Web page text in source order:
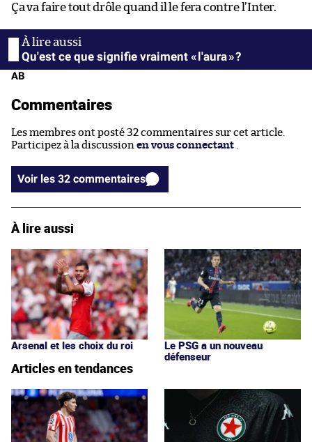
Ça va faire tout drôle quand il le fera contre l’Inter.
Qu'est ce que signifie vraiment « l'aura » ?
AB
Commentaires
Les membres ont posté 32 commentaires sur cet article.
Participez à la discussion en vous connectant
Voir les 32 commentaires
À lire aussi
Arsenal et les choix du roi
Le PSG a un nouveau
défenseur
Articles en tendances